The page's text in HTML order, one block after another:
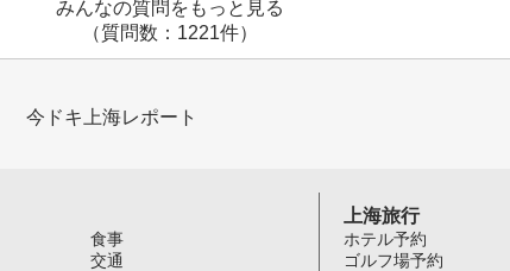
みんなの質問をもっと見る
（質問数：1221件）
今ドキ上海レポート
食事
交通
上海旅行
ホテル予約
ゴルフ場予約